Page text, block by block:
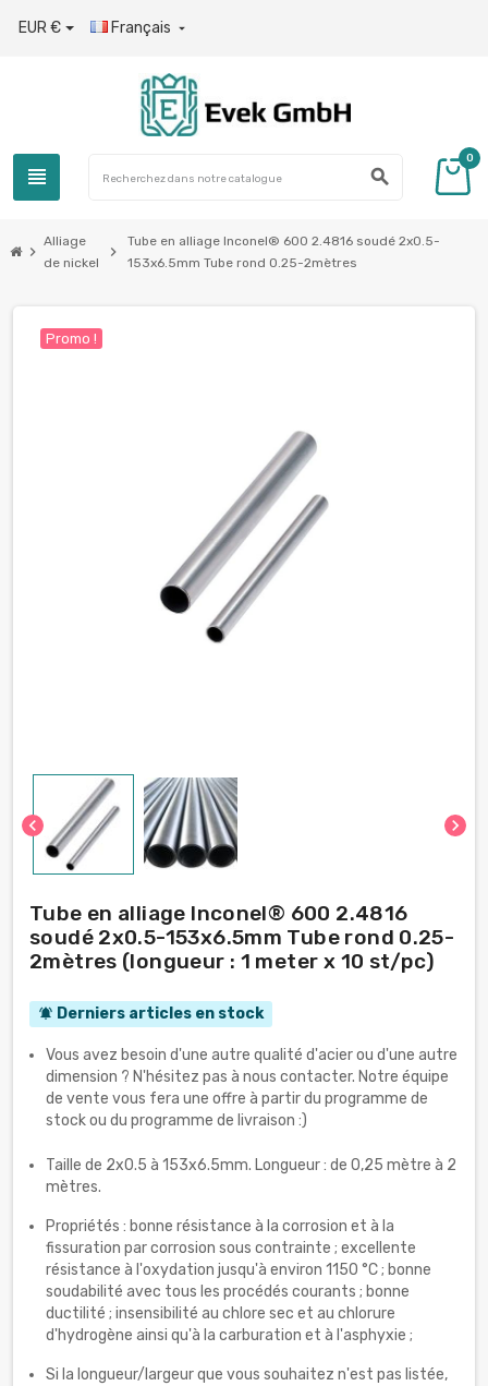
EUR € Français 
view_headline search
0
chevron_right
Alliage
de nickel
chevron_right
Tube en alliage Inconel® 600 2.4816 soudé 2x0.5-
153х6.5mm Tube rond 0.25-2mètres
chevron_left chevron_right
Promo !
Tube en alliage Inconel® 600 2.4816
soudé 2x0.5-153х6.5mm Tube rond 0.25-
2mètres (longueur : 1 meter x 10 st/pc)
notifications_active Derniers articles en stock
Vous avez besoin d'une autre qualité d'acier ou d'une autre
dimension ? N'hésitez pas à nous contacter. Notre équipe
de vente vous fera une offre à partir du programme de
stock ou du programme de livraison :)
Taille de 2x0.5 à 153х6.5mm. Longueur : de 0,25 mètre à 2
mètres.
Propriétés : bonne résistance à la corrosion et à la
fissuration par corrosion sous contrainte ; excellente
résistance à l'oxydation jusqu'à environ 1150 °C ; bonne
soudabilité avec tous les procédés courants ; bonne
ductilité ; insensibilité au chlore sec et au chlorure
d'hydrogène ainsi qu'à la carburation et à l'asphyxie ;
Si la longueur/largeur que vous souhaitez n'est pas listée,